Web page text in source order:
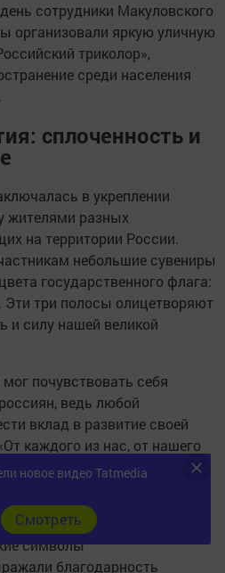
сотрудники Макуловского
организовали яркую уличную
триколор»,
среди населения
сплоченность и
в укреплении
жителями разных
на территории России.
небольшие сувениры
государственного флага:
три полосы олицетворяют
и силу нашей великой
почувствовать себя
ведь любой
вклад в развитие своей
каждого из нас, от нашего
зависит
страны».
у местных жителей,
символы
благодарность
новое видео Tatmedia
Cмотреть